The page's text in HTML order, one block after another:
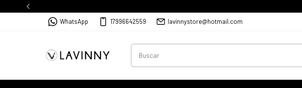
WhatsApp 17996642559 lavinnystore@hotmail.com